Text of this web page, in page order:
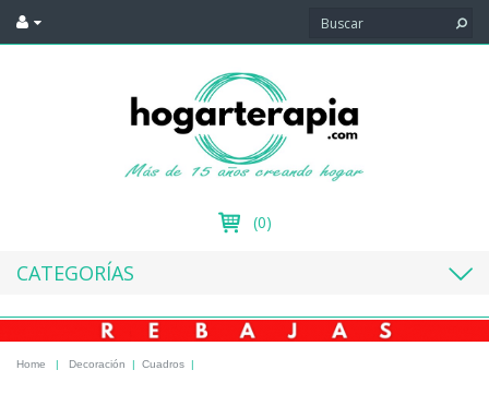
(0)
CATEGORÍAS
Home | Decoración | Cuadros |